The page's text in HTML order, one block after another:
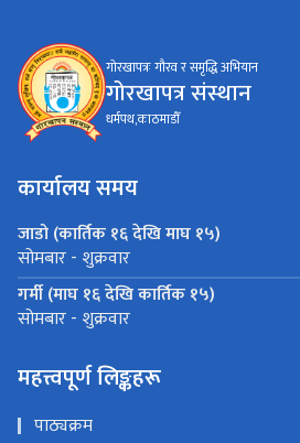
गोरखापत्रः गौरव र समृद्धि अभियान
गोरखापत्र संस्थान
धर्मपथ,काठमाडौँ
कार्यालय समय
जाडो (कार्तिक १६ देखि माघ १५)
सोमबार - शुक्रवार
गर्मी (माघ १६ देखि कार्तिक १५)
सोमबार - शुक्रवार
महत्त्वपूर्ण लिङ्कहरू
पाठ्यक्रम